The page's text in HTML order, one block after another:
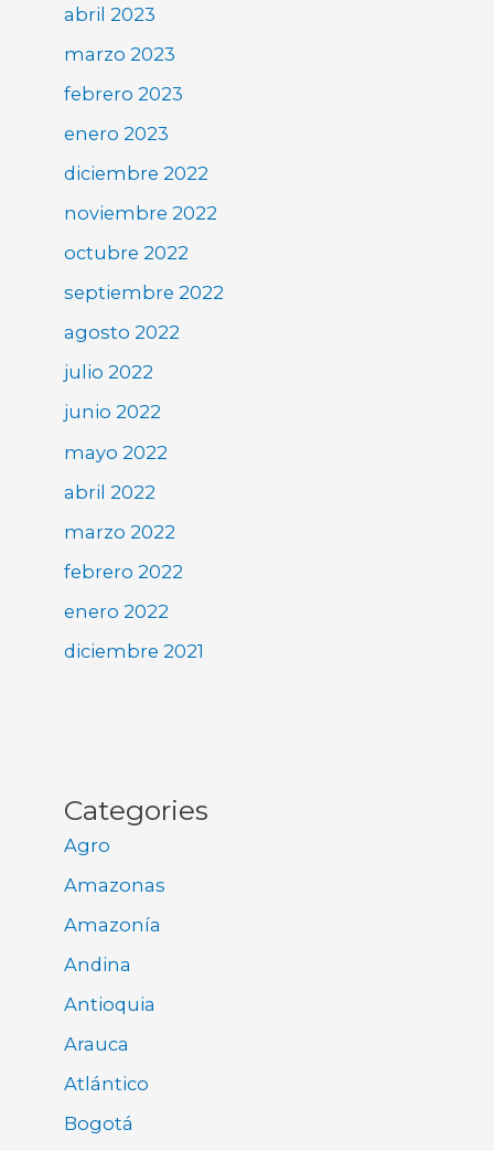
abril 2023
marzo 2023
febrero 2023
enero 2023
diciembre 2022
noviembre 2022
octubre 2022
septiembre 2022
agosto 2022
julio 2022
junio 2022
mayo 2022
abril 2022
marzo 2022
febrero 2022
enero 2022
diciembre 2021
Categories
Agro
Amazonas
Amazonía
Andina
Antioquia
Arauca
Atlántico
Bogotá